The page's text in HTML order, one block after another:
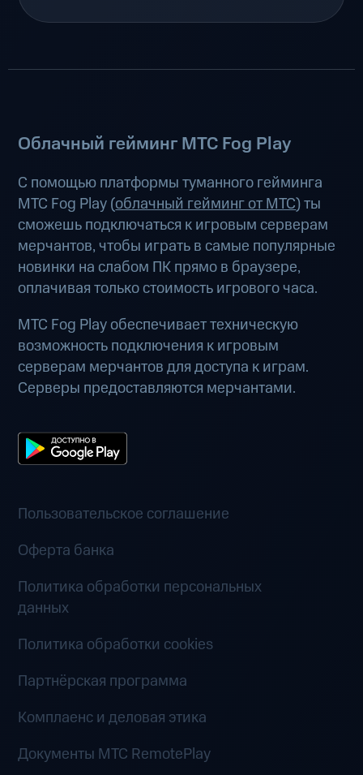
Облачный гейминг МТС Fog Play
С помощью платформы туманного гейминга
МТС Fog Play (облачный гейминг от МТС) ты
сможешь подключаться к игровым серверам
мерчантов, чтобы играть в самые популярные
новинки на слабом ПК прямо в браузере,
оплачивая только стоимость игрового часа.
МТС Fog Play обеспечивает техническую
возможность подключения к игровым
серверам мерчантов для доступа к играм.
Серверы предоставляются мерчантами.
Пользовательское соглашение
Оферта банка
Политика обработки персональных
данных
Политика обработки cookies
Партнёрская программа
Комплаенс и деловая этика
Документы MTC RemotePlay